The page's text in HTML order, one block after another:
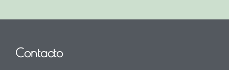
Contacto